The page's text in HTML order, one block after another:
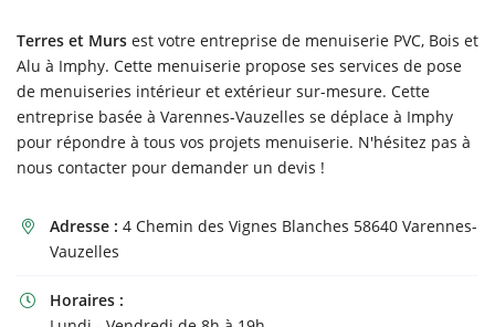
INSCRIPTION
Terres et Murs est votre entreprise de menuiserie PVC, Bois et
Alu à Imphy. Cette menuiserie propose ses services de pose
de menuiseries intérieur et extérieur sur-mesure. Cette
entreprise basée à Varennes-Vauzelles se déplace à Imphy
pour répondre à tous vos projets menuiserie. N'hésitez pas à
nous contacter pour demander un devis !
 Adresse : 4 Chemin des Vignes Blanches 58640 Varennes-
Vauzelles

Horaires :